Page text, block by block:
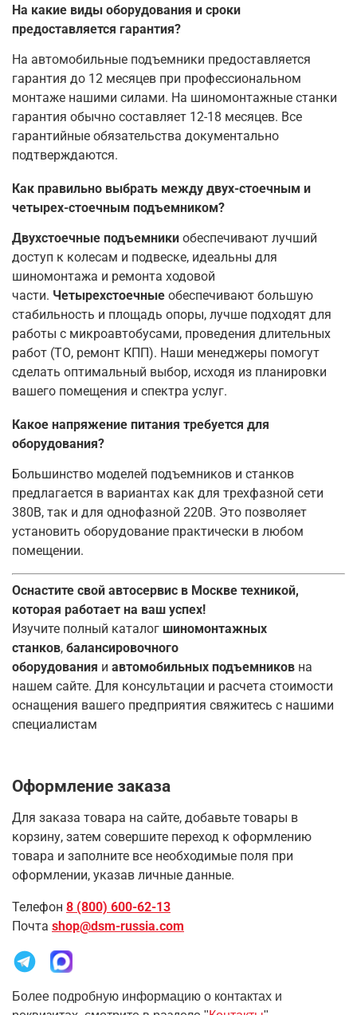
На какие виды оборудования и сроки
предоставляется гарантия?
На автомобильные подъемники предоставляется
гарантия до 12 месяцев при профессиональном
монтаже нашими силами. На шиномонтажные станки
гарантия обычно составляет 12-18 месяцев. Все
гарантийные обязательства документально
подтверждаются.
Как правильно выбрать между двух-стоечным и
четырех-стоечным подъемником?
Двухстоечные подъемники обеспечивают лучший
доступ к колесам и подвеске, идеальны для
шиномонтажа и ремонта ходовой
части. Четырехстоечные обеспечивают большую
стабильность и площадь опоры, лучше подходят для
работы с микроавтобусами, проведения длительных
работ (ТО, ремонт КПП). Наши менеджеры помогут
сделать оптимальный выбор, исходя из планировки
вашего помещения и спектра услуг.
Какое напряжение питания требуется для
оборудования?
Большинство моделей подъемников и станков
предлагается в вариантах как для трехфазной сети
380В, так и для однофазной 220В. Это позволяет
установить оборудование практически в любом
помещении.
Оснастите свой автосервис в Москве техникой,
которая работает на ваш успех!
Изучите полный каталог шиномонтажных
станков, балансировочного
оборудования и автомобильных подъемников на
нашем сайте. Для консультации и расчета стоимости
оснащения вашего предприятия свяжитесь с нашими
специалистам
Оформление заказа
Для заказа товара на сайте, добавьте товары в
корзину, затем совершите переход к оформлению
товара и заполните все необходимые поля при
оформлении, указав личные данные.
Телефон 8 (800) 600-62-13
Почта shop@dsm-russia.com
Более подробную информацию о контактах и